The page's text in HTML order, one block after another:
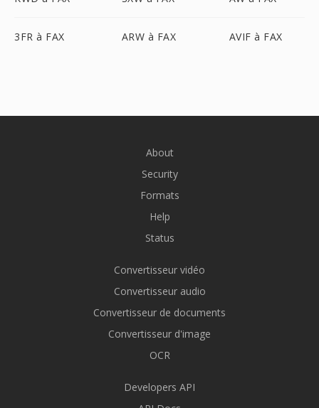
3FR à FAX ARW à FAX AVIF à FAX
About
Security
Formats
Help
Status
Convertisseur vidéo
Convertisseur audio
Convertisseur de documents
Convertisseur d'image
OCR
Developers API